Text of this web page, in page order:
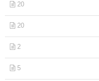
20
20
2
5